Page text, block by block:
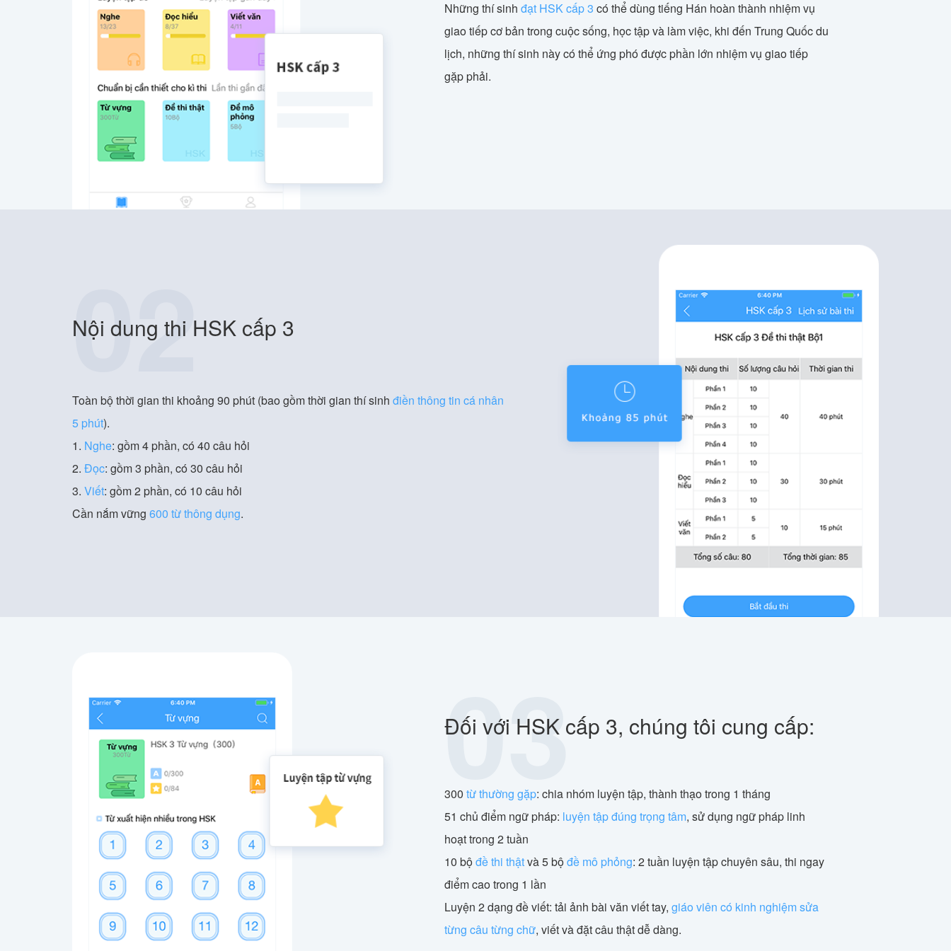
Những thí sinh đạt HSK cấp 3 có thể dùng tiếng Hán hoàn thành nhiệm vụ
giao tiếp cơ bản trong cuộc sống, học tập và làm việc, khi đến Trung Quốc du
lịch, những thí sinh này có thể ứng phó được phần lớn nhiệm vụ giao tiếp
gặp phải.
02
Nội dung thi HSK cấp 3
Toàn bộ thời gian thi khoảng 90 phút (bao gồm thời gian thí sinh điền thông tin cá nhân
5 phút).
1. Nghe: gồm 4 phần, có 40 câu hỏi
2. Đọc: gồm 3 phần, có 30 câu hỏi
3. Viết: gồm 2 phần, có 10 câu hỏi
Cần nắm vững 600 từ thông dụng.
03
Đối với HSK cấp 3, chúng tôi cung cấp:
300 từ thường gặp: chia nhóm luyện tập, thành thạo trong 1 tháng
51 chủ điểm ngữ pháp: luyện tập đúng trọng tâm, sử dụng ngữ pháp linh
hoạt trong 2 tuần
10 bộđề thi thậtvà 5 bộđề mô phỏng: 2 tuần luyện tập chuyên sâu, thi ngay
điểm cao trong 1 lần
Luyện 2 dạng đề viết: tải ảnh bài văn viết tay, giáo viên có kinh nghiệm sửa
từng câu từng chữ, viết và đặt câu thật dễ dàng.